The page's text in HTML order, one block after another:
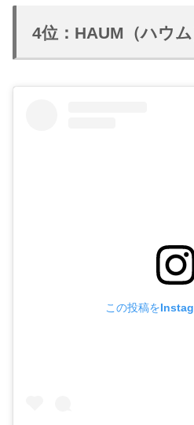
4位：HAUM（ハウ
この投稿を